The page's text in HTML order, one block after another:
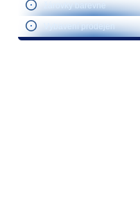
žárovky barevné
Vybavení prodejen